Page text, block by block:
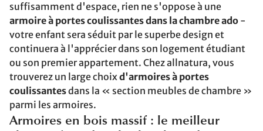
suffisamment d'espace, rien ne s'oppose à une
armoire à portes coulissantes dans la chambre ado -
votre enfant sera séduit par le superbe design et
continuera à l'apprécier dans son logement étudiant
ou son premier appartement. Chez allnatura, vous
trouverez un large choixd'armoires à portes
coulissantesdans la « section meubles de chambre »
parmi les armoires.
Armoires en bois massif : le meilleur